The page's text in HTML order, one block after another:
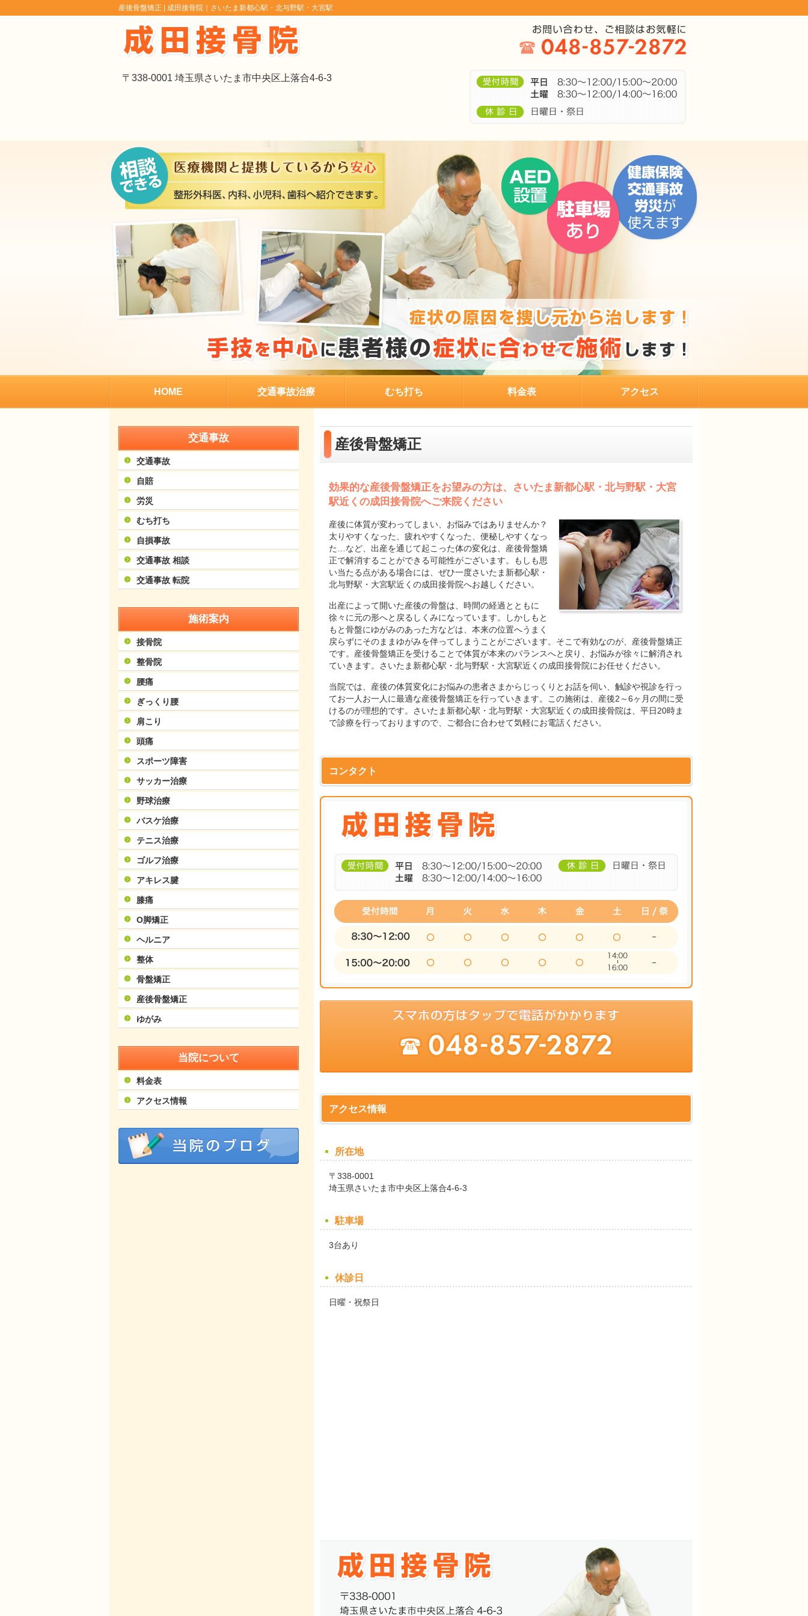
産後骨盤矯正 | 成田接骨院｜さいたま新都心駅・北与野駅・大宮駅
〒338-0001 埼玉県さいたま市中央区上落合4-6-3
HOME 交通事故治療 むち打ち 料金表 アクセス
産後骨盤矯正
効果的な産後骨盤矯正をお望みの方は、さいたま新都心駅・北与野駅・大宮
駅近くの成田接骨院へご来院ください
産後に体質が変わってしまい、お悩みではありませんか？
太りやすくなった、疲れやすくなった、便秘しやすくなっ
た…など、出産を通じて起こった体の変化は、産後骨盤矯
正で解消することができる可能性がございます。もしも思
い当たる点がある場合には、ぜひ一度さいたま新都心駅・
北与野駅・大宮駅近くの成田接骨院へお越しください。
出産によって開いた産後の骨盤は、時間の経過とともに
徐々に元の形へと戻るしくみになっています。しかしもと
もと骨盤にゆがみのあった方などは、本来の位置へうまく
戻らずにそのままゆがみを伴ってしまうことがございます。そこで有効なのが、産後骨盤矯正
です。産後骨盤矯正を受けることで体質が本来のバランスへと戻り、お悩みが徐々に解消され
ていきます。さいたま新都心駅・北与野駅・大宮駅近くの成田接骨院にお任せください。
当院では、産後の体質変化にお悩みの患者さまからじっくりとお話を伺い、触診や視診を行っ
てお一人お一人に最適な産後骨盤矯正を行っていきます。この施術は、産後2～6ヶ月の間に受
けるのが理想的です。さいたま新都心駅・北与野駅・大宮駅近くの成田接骨院は、平日20時ま
で診療を行っておりますので、ご都合に合わせて気軽にお電話ください。
コンタクト
アクセス情報
所在地
〒338-0001
埼玉県さいたま市中央区上落合4-6-3
駐車場
3台あり
休診日
日曜・祝祭日
交通事故
交通事故
自賠
労災
むち打ち
自損事故
交通事故 相談
交通事故 転院
施術案内
接骨院
整骨院
腰痛
ぎっくり腰
肩こり
頭痛
スポーツ障害
サッカー治療
野球治療
バスケ治療
テニス治療
ゴルフ治療
アキレス腱
膝痛
O脚矯正
ヘルニア
整体
骨盤矯正
産後骨盤矯正
ゆがみ
当院について
料金表
アクセス情報